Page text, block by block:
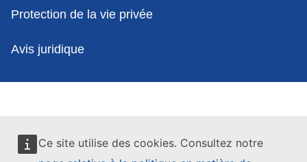
Ce site utilise des cookies. Consultez notre
Protection de la vie privée
Avis juridique